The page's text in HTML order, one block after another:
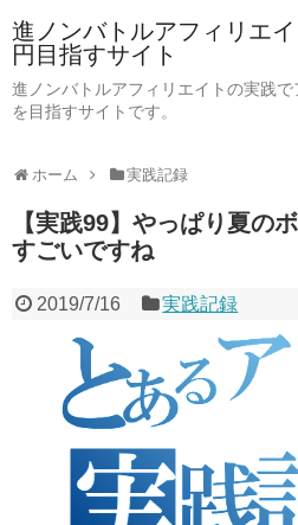
進ノンバトルアフィリエ
円目指すサイト
進ノンバトルアフィリエイトの実践
を目指すサイトです。
ホーム 実践記録
【実践99】やっぱり夏の
すごいですね
2019/7/16 実践記録